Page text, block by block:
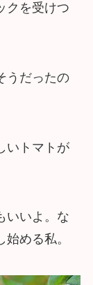
クを受けつ
うだったの
いトマトが
いいよ。な
める私。